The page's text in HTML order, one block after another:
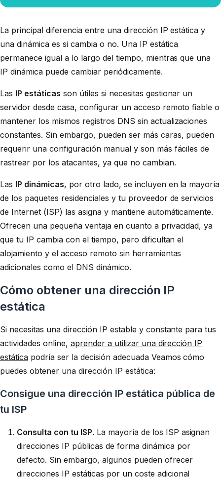
La principal diferencia entre una dirección IP estática y
una dinámica es si cambia o no. Una IP estática
permanece igual a lo largo del tiempo, mientras que una
IP dinámica puede cambiar periódicamente.
Las IP estáticas son útiles si necesitas gestionar un
servidor desde casa, configurar un acceso remoto fiable o
mantener los mismos registros DNS sin actualizaciones
constantes. Sin embargo, pueden ser más caras, pueden
requerir una configuración manual y son más fáciles de
rastrear por los atacantes, ya que no cambian.
Las IP dinámicas, por otro lado, se incluyen en la mayoría
de los paquetes residenciales y tu proveedor de servicios
de Internet (ISP) las asigna y mantiene automáticamente.
Ofrecen una pequeña ventaja en cuanto a privacidad, ya
que tu IP cambia con el tiempo, pero dificultan el
alojamiento y el acceso remoto sin herramientas
adicionales como el DNS dinámico.
Cómo obtener una dirección IP
estática
Si necesitas una dirección IP estable y constante para tus
actividades online, aprender a utilizar una dirección IP
estáticapodría ser la decisión adecuada Veamos cómo
puedes obtener una dirección IP estática:
Consigue una dirección IP estática pública de
tu ISP
Consulta con tu ISP. La mayoría de los ISP asignan
direcciones IP públicas de forma dinámica por
defecto. Sin embargo, algunos pueden ofrecer
direcciones IP estáticas por un coste adicional